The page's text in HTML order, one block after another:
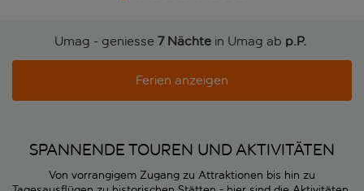
Umag - geniesse 7 Nächte in Umag ab p.P.
Ferien anzeigen
SPANNENDE TOUREN UND AKTIVITÄTEN
Von vorrangigem Zugang zu Attraktionen bis hin zu